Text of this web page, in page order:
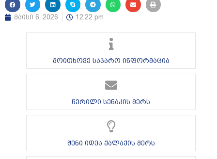
მაისი 6, 2026 12:22 pm
მოითხოვე საჯარო ინფორმაცია
წერილი სენაკის მერს
შენი იდეა ქალაქის მერს